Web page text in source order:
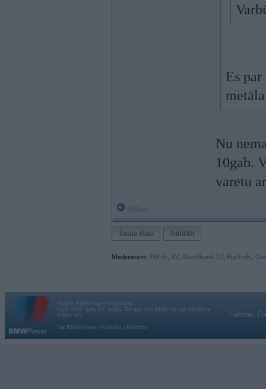
Es
Nu
10gab.
varetu
Jauna tēma Atbildēt
Moderatori: 968-jk AV AiwaShuraLLP, BigArchi
Vortāls BMWPower.lv darbojas
kopš 2002. gada 14. maija. Tas nav auto klubs un nav saistīts ar
BMW AG.
Par BMWPower
Kontakti Reklāma
Galvena